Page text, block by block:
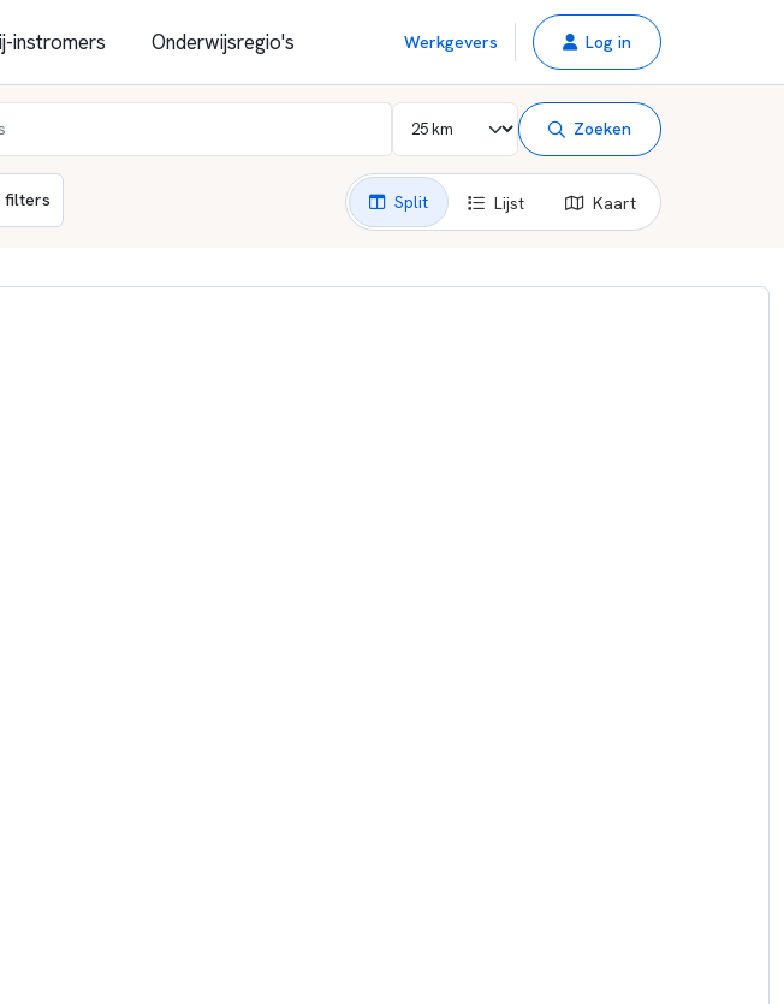
instromers Onderwijsregio's Werkgevers Log in
Zoeken
filters Split Lijst Kaart